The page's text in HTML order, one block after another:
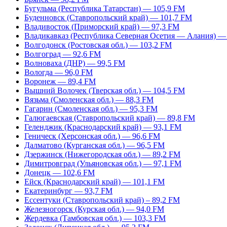
Бугульма (Республика Татарстан) — 105,9 FM
Буденновск (Ставропольский край) — 101,7 FM
Владивосток (Приморский край) — 97,3 FM
Владикавказ (Республика Северная Осетия — Алания)
Волгодонск (Ростовская обл.) — 103,2 FM
Волгоград — 92,6 FM
Волноваха (ДНР) — 99,5 FM
Вологда — 96,0 FM
Воронеж — 89,4 FM
Вышний Волочек (Тверская обл.) — 104,5 FM
Вязьма (Смоленская обл.) — 88,3 FM
Гагарин (Смоленская обл.) — 95,3 FM
Галюгаевская (Ставропольский край) — 89,8 FM
Геленджик (Краснодарский край) — 93,1 FM
Геническ (Херсонская обл.) — 96,6 FM
Далматово (Курганская обл.) — 96,5 FM
Дзержинск (Нижегородская обл.) — 89,2 FM
Димитровград (Ульяновская обл.) — 97,1 FM
Донецк — 102,6 FM
Ейск (Краснодарский край) — 101,1 FM
Екатеринбург — 93,7 FM
Ессентуки (Ставропольский край) – 89,2 FM
Железногорск (Курская обл.) — 94,0 FM
Жердевка (Тамбовская обл.) — 103,3 FM